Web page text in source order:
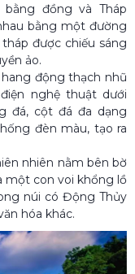
đồng và Tháp
bằng một đường
được chiếu sáng
ảo.
động thạch nhũ
nghệ thuật dưới
đá, cột đá đa dạng
đèn màu, tạo ra
nhiên nằm bên bờ
một con voi khổng lồ
núi có Động Thủy
hóa khác.